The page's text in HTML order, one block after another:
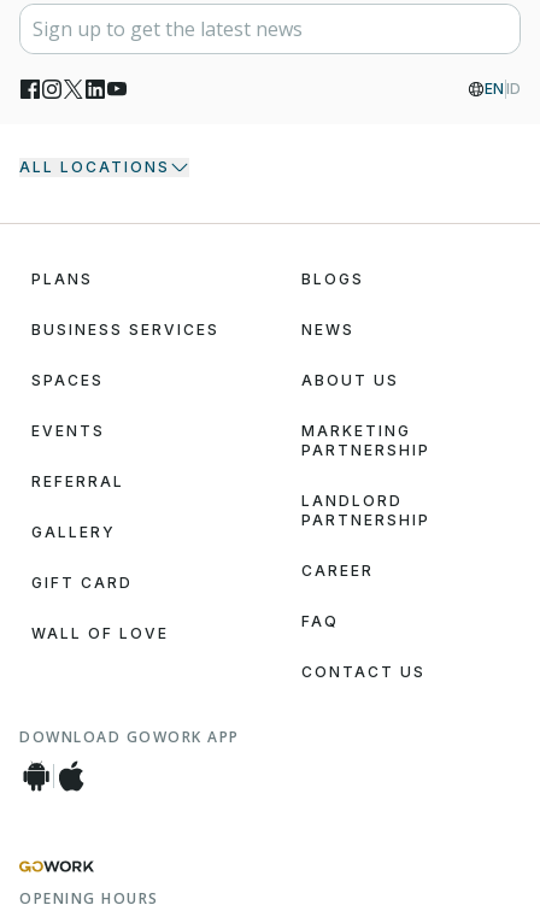
EN ID
ALL LOCATIONS
PLANS
BUSINESS SERVICES
SPACES
EVENTS
REFERRAL
GALLERY
GIFT CARD
WALL OF LOVE
BLOGS
NEWS
ABOUT US
MARKETING
PARTNERSHIP
LANDLORD
PARTNERSHIP
CAREER
FAQ
CONTACT US
DOWNLOAD GOWORK APP
OPENING HOURS